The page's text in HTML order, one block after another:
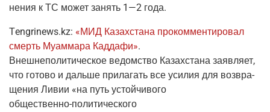
не­ния к ТС может занять 1—2 года.
Тengrinews.kz: «МИД Казах­ста­на про­ком­мен­ти­ро­вал
смерть Муам­ма­ра Кад­да­фи».
Внеш­не­по­ли­ти­че­ское ведом­ство Казах­ста­на заяв­ля­ет,
что гото­во и даль­ше при­ла­гать все уси­лия для воз­вра­
ще­ния Ливии «на путь устой­чи­во­го
обще­ствен­но-поли­ти­че­ско­го